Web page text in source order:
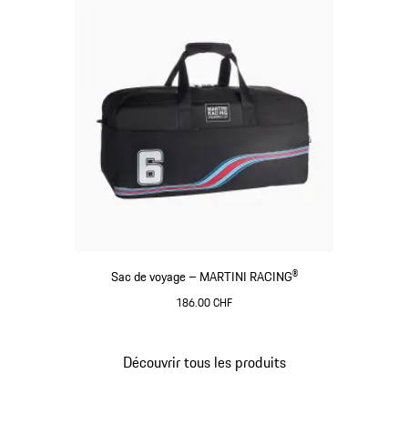
Sac de voyage – MARTINI RACING®
186.00 CHF
Découvrir tous les produits